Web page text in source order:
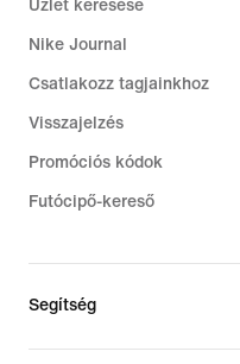
Üzlet keresése
Nike Journal
Csatlakozz tagjainkhoz
Visszajelzés
Promóciós kódok
Futócipő-kereső
Segítség